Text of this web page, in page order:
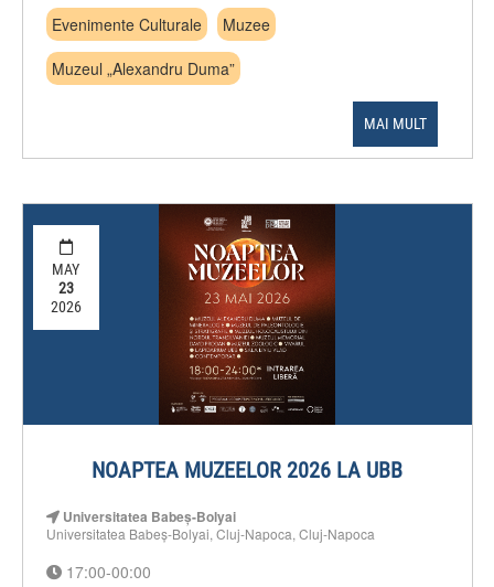
Evenimente Culturale
Muzee
Muzeul „Alexandru Duma”
MAI MULT
MAY
23
2026
NOAPTEA MUZEELOR 2026 LA UBB
Universitatea Babeș-Bolyai
Universitatea Babeș-Bolyai, Cluj-Napoca, Cluj-Napoca
17:00-00:00